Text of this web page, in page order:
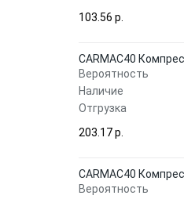
103.56 p.
CARMAC40
Вероятность
Наличие
Отгрузка
203.17 p.
CARMAC40
Вероятность